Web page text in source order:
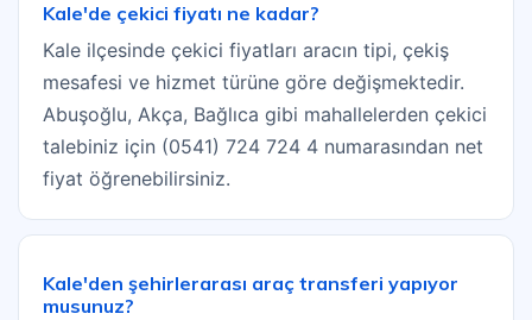
Kale'de çekici fiyatı ne kadar?
Kale ilçesinde çekici fiyatları aracın tipi, çekiş
mesafesi ve hizmet türüne göre değişmektedir.
Abuşoğlu, Akça, Bağlıca gibi mahallelerden çekici
talebiniz için (0541) 724 724 4 numarasından net
fiyat öğrenebilirsiniz.
Kale'den şehirlerarası araç transferi yapıyor
musunuz?